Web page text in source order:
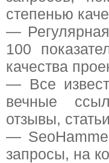
степенью
—
100
качества
— Все
вечные
отзывы,
—
запросы, на